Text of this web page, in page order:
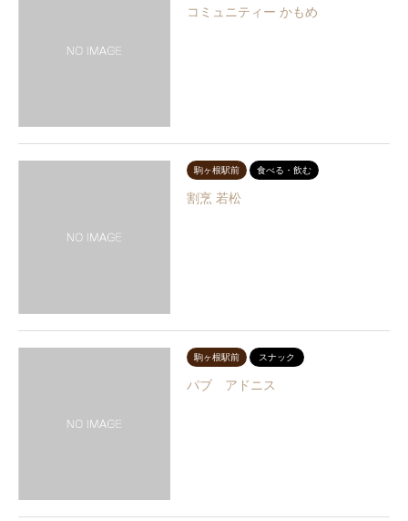
コミュニティー かもめ
駒ヶ根駅前 食べる・飲む
割烹 若松
駒ヶ根駅前 スナック
パブ アドニス